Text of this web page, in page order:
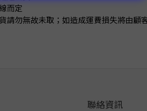
而定
請勿無故未取；如造成運費損失將由顧
聯絡資訊